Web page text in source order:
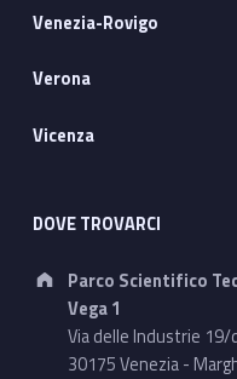
Venezia-Rovigo
Verona
Vicenza
DOVE TROVARCI
Address:
Parco Scientifico
Vega 1
Via delle Industrie 19/
30175 Venezia -